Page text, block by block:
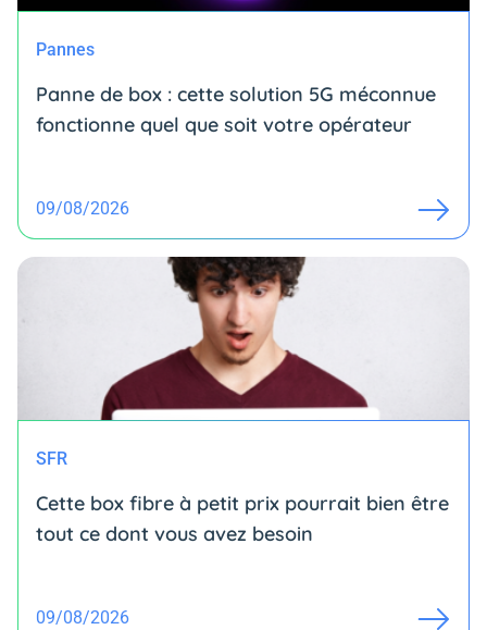
Pannes
Panne de box : cette solution 5G méconnue
fonctionne quel que soit votre opérateur
09/08/2026
SFR
Cette box fibre à petit prix pourrait bien être
tout ce dont vous avez besoin
09/08/2026